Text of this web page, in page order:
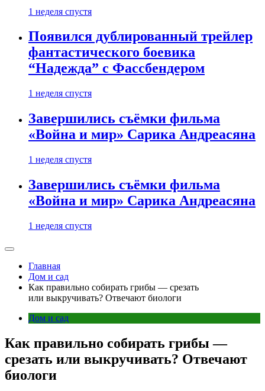
1 неделя спустя
Появился дублированный трейлер
фантастического боевика
“Надежда” с Фассбендером
1 неделя спустя
Завершились съёмки фильма
«Война и мир» Сарика Андреасяна
1 неделя спустя
Завершились съёмки фильма
«Война и мир» Сарика Андреасяна
1 неделя спустя
Главная
Дом и сад
Как правильно собирать грибы — срезать
или выкручивать? Отвечают биологи
Дом и сад
Как правильно собирать грибы —
срезать или выкручивать? Отвечают
биологи